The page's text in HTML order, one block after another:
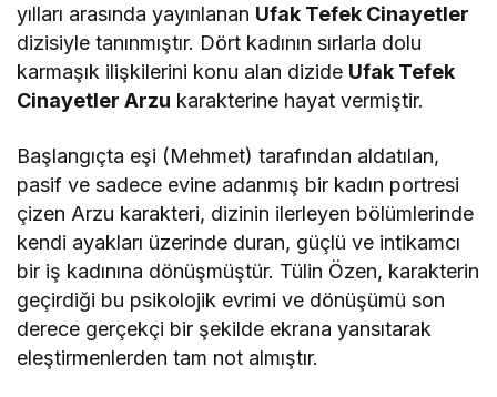
yılları arasında yayınlanan Ufak Tefek Cinayetler
dizisiyle tanınmıştır. Dört kadının sırlarla dolu
karmaşık ilişkilerini konu alan dizide Ufak Tefek
Cinayetler Arzu karakterine hayat vermiştir.
Başlangıçta eşi (Mehmet) tarafından aldatılan,
pasif ve sadece evine adanmış bir kadın portresi
çizen Arzu karakteri, dizinin ilerleyen bölümlerinde
kendi ayakları üzerinde duran, güçlü ve intikamcı
bir iş kadınına dönüşmüştür. Tülin Özen, karakterin
geçirdiği bu psikolojik evrimi ve dönüşümü son
derece gerçekçi bir şekilde ekrana yansıtarak
eleştirmenlerden tam not almıştır.